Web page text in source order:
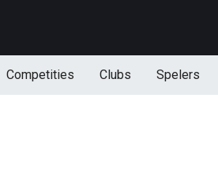
Competities Clubs Spelers